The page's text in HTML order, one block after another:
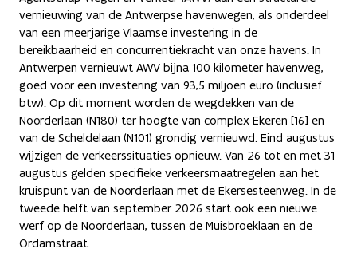
vernieuwing van de Antwerpse havenwegen, als onderdeel
van een meerjarige Vlaamse investering in de
bereikbaarheid en concurrentiekracht van onze havens. In
Antwerpen vernieuwt AWV bijna 100 kilometer havenweg,
goed voor een investering van 93,5 miljoen euro (inclusief
btw). Op dit moment worden de wegdekken van de
Noorderlaan (N180) ter hoogte van complex Ekeren [16] en
van de Scheldelaan (N101) grondig vernieuwd. Eind augustus
wijzigen de verkeerssituaties opnieuw. Van 26 tot en met 31
augustus gelden specifieke verkeersmaatregelen aan het
kruispunt van de Noorderlaan met de Ekersesteenweg. In de
tweede helft van september 2026 start ook een nieuwe
werf op de Noorderlaan, tussen de Muisbroeklaan en de
Ordamstraat.